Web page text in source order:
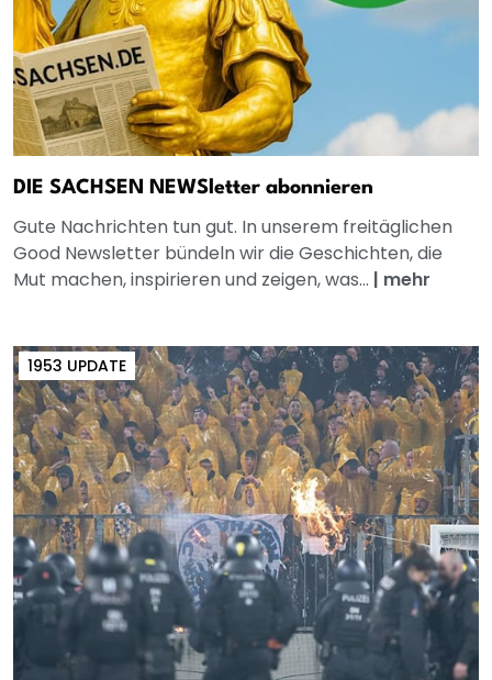
DIE SACHSEN NEWSletter abonnieren
Gute Nachrichten tun gut. In unserem freitäglichen
Good Newsletter bündeln wir die Geschichten, die
Mut machen, inspirieren und zeigen, was... | mehr
1953 UPDATE